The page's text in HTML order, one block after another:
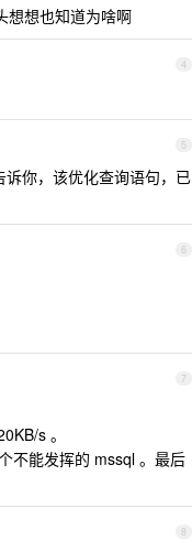
想想也知道为啥啊
4
5
你，该优化查询语句，已
6
7
s 。
不能发挥的 mssql 。最后
8